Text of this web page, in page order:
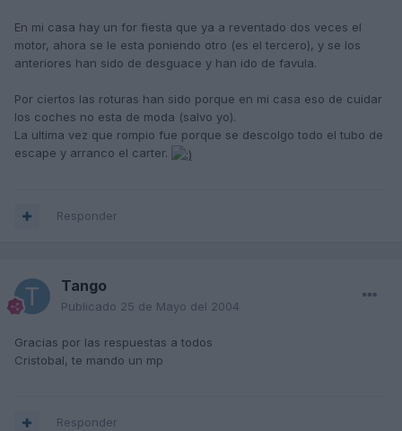
En mi casa hay un for fiesta que ya a reventado dos veces el
motor, ahora se le esta poniendo otro (es el tercero), y se los
anteriores han sido de desguace y han ido de favula.
Por ciertos las roturas han sido porque en mi casa eso de cuidar
los coches no esta de moda (salvo yo).
La ultima vez que rompio fue porque se descolgo todo el tubo de
escape y arranco el carter.
Responder
Tango
Publicado 25 de Mayo del 2004
Gracias por las respuestas a todos
Cristobal, te mando un mp
Responder